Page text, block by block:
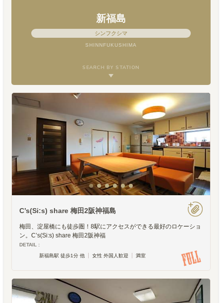
新福島
シンフクシマ
SHINNFUKUSHIMA
SEARCH BY STATION
C’s(Si:s) share 梅田2阪神福島
梅田、淀屋橋にも徒歩圏！8駅にアクセスができる最好のロケーショ
ン。C’s(Si:s) share 梅田2阪神福
DETAIL :
新福島駅 徒歩1分 他
女性 外国人歓迎 満室